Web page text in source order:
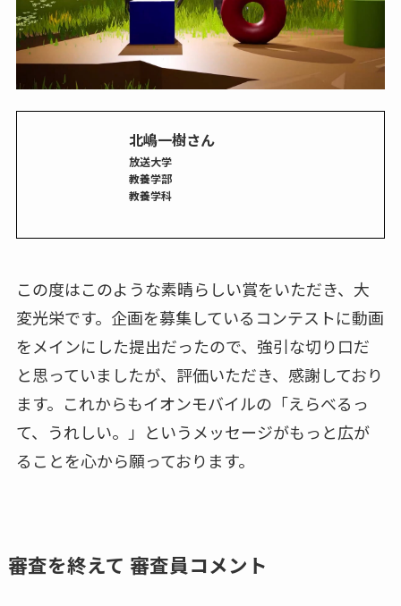
北嶋一樹さん
放送大学
教養学部
教養学科
この度はこのような素晴らしい賞をいただき、大
変光栄です。企画を募集しているコンテストに動画
をメインにした提出だったので、強引な切り口だ
と思っていましたが、評価いただき、感謝しており
ます。これからもイオンモバイルの「えらべるっ
て、うれしい。」というメッセージがもっと広が
ることを心から願っております。
審査を終えて 審査員コメント